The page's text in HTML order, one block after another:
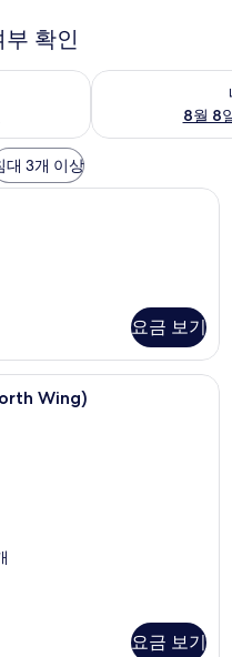
확인
월 7일 ~ 8월 8일
8월 8
내일 예약 가능 여
대 3개 이상
1 개의 침실, 미니바, 객실 내 금고, 책
요금 보기
디럭스룸, 침실 1개, 금연 (North
Wing)
요금 보기